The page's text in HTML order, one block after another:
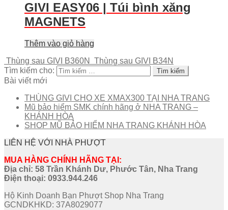
GIVI EASY06 | Túi bình xăng
MAGNETS
Thêm vào giỏ hàng
Thùng sau GIVI B360N
Thùng sau GIVI B34N
Tìm kiếm cho:
Bài viết mới
THÙNG GIVI CHO XE XMAX300 TẠI NHA TRANG
Mũ bảo hiểm SMK chính hãng ở NHA TRANG –
KHÁNH HÒA
SHOP MŨ BẢO HIỂM NHA TRANG KHÁNH HÒA
LIÊN HỆ VỚI NHÀ PHƯỢT
MUA HÀNG CHÍNH HÃNG TẠI:
Địa chỉ: 58 Trần Khánh Dư, Phước Tân, Nha Trang
Điện thoại: 0933.944.246
Hộ Kinh Doanh Bạn Phượt Shop Nha Trang
GCNDKHKD: 37A8029077